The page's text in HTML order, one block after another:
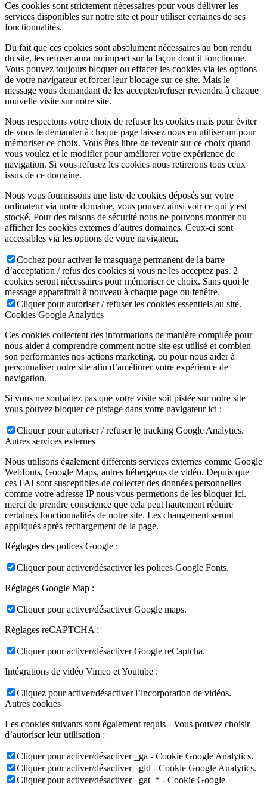
Ces cookies sont strictement nécessaires pour vous délivrer les
services disponibles sur notre site et pour utiliser certaines de ses
fonctionnalités.
Du fait que ces cookies sont absolument nécessaires au bon rendu
du site, les refuser aura un impact sur la façon dont il fonctionne.
Vous pouvez toujours bloquer ou effacer les cookies via les options
de votre navigateur et forcer leur blocage sur ce site. Mais le
message vous demandant de les accepter/refuser reviendra à chaque
nouvelle visite sur notre site.
Nous respectons votre choix de refuser les cookies mais pour éviter
de vous le demander à chaque page laissez nous en utiliser un pour
mémoriser ce choix. Vous êtes libre de revenir sur ce choix quand
vous voulez et le modifier pour améliorer votre expérience de
navigation. Si vous refusez les cookies nous retirerons tous ceux
issus de ce domaine.
Nous vous fournissons une liste de cookies déposés sur votre
ordinateur via notre domaine, vous pouvez ainsi voir ce qui y est
stocké. Pour des raisons de sécurité nous ne pouvons montrer ou
afficher les cookies externes d’autres domaines. Ceux-ci sont
accessibles via les options de votre navigateur.
Cochez pour activer le masquage permanent de la barre
d’acceptation / refus des cookies si vous ne les acceptez pas. 2
cookies seront nécessaires pour mémoriser ce choix. Sans quoi le
message apparaitrait à nouveau à chaque page ou fenêtre.
Cliquer pour autoriser / refuser les cookies essentiels au site.
Cookies Google Analytics
Ces cookies collectent des informations de manière compilée pour
nous aider à comprendre comment notre site est utilisé et combien
son performantes nos actions marketing, ou pour nous aider à
personnaliser notre site afin d’améliorer votre expérience de
navigation.
Si vous ne souhaitez pas que votre visite soit pistée sur notre site
vous pouvez bloquer ce pistage dans votre navigateur ici :
Cliquer pour autoriser / refuser le tracking Google Analytics.
Autres services externes
Nous utilisons également différents services externes comme Google
Webfonts, Google Maps, autres hébergeurs de vidéo. Depuis que
ces FAI sont susceptibles de collecter des données personnelles
comme votre adresse IP nous vous permettons de les bloquer ici.
merci de prendre conscience que cela peut hautement réduire
certaines fonctionnalités de notre site. Les changement seront
appliqués après rechargement de la page.
Réglages des polices Google :
Cliquer pour activer/désactiver les polices Google Fonts.
Réglages Google Map :
Cliquer pour activer/désactiver Google maps.
Réglages reCAPTCHA :
Cliquer pour activer/désactiver Google reCaptcha.
Intégrations de vidéo Vimeo et Youtube :
Cliquez pour activer/désactiver l’incorporation de vidéos.
Autres cookies
Les cookies suivants sont également requis - Vous pouvez choisir
d’autoriser leur utilisation :
Cliquer pour activer/désactiver _ga - Cookie Google Analytics.
Cliquer pour activer/désactiver _gid - Cookie Google Analytics.
Cliquer pour activer/désactiver _gat_* - Cookie Google